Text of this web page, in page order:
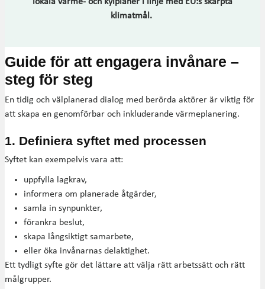
klimatmål.
Guide för att engagera invånare –
steg för steg
En tidig och välplanerad dialog med berörda aktörer är viktig för
att skapa en genomförbar och inkluderande värmeplanering.
1. Definiera syftet med processen
Syftet kan exempelvis vara att:
uppfylla lagkrav,
informera om planerade åtgärder,
samla in synpunkter,
förankra beslut,
skapa långsiktigt samarbete,
eller öka invånarnas delaktighet.
Ett tydligt syfte gör det lättare att välja rätt arbetssätt och rätt
målgrupper.